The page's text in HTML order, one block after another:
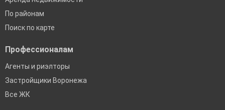
По районам
Поиск по карте
Профессионалам
Агенты и риэлторы
Застройщики Воронежа
Все ЖК